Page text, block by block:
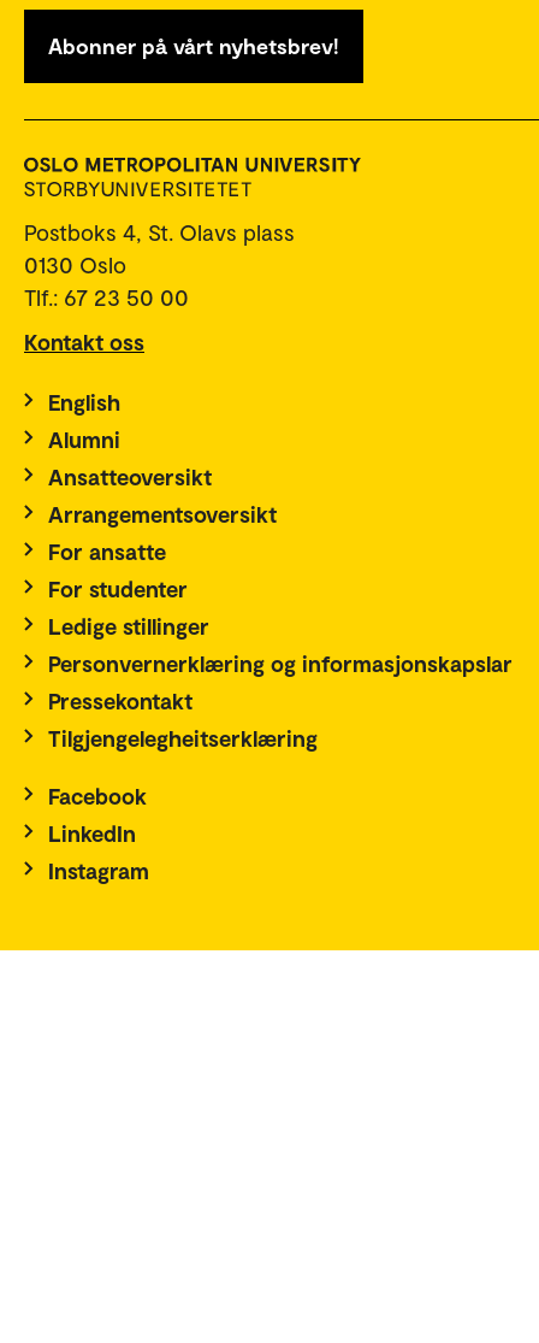
Abonner på vårt nyhetsbrev!
Postboks 4, St. Olavs plass
0130 Oslo
Tlf.: 67 23 50 00
Kontakt oss
English
Alumni
Ansatteoversikt
Arrangementsoversikt
For ansatte
For studenter
Ledige stillinger
Personvernerklæring og informasjonskapslar
Pressekontakt
Tilgjengelegheitserklæring
Facebook
LinkedIn
Instagram